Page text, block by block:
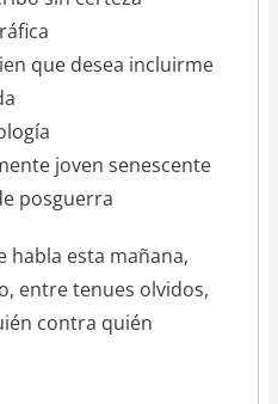
que desea incluirme
joven senescente
posguerra
habla esta mañana,
entre tenues olvidos,
contra quién